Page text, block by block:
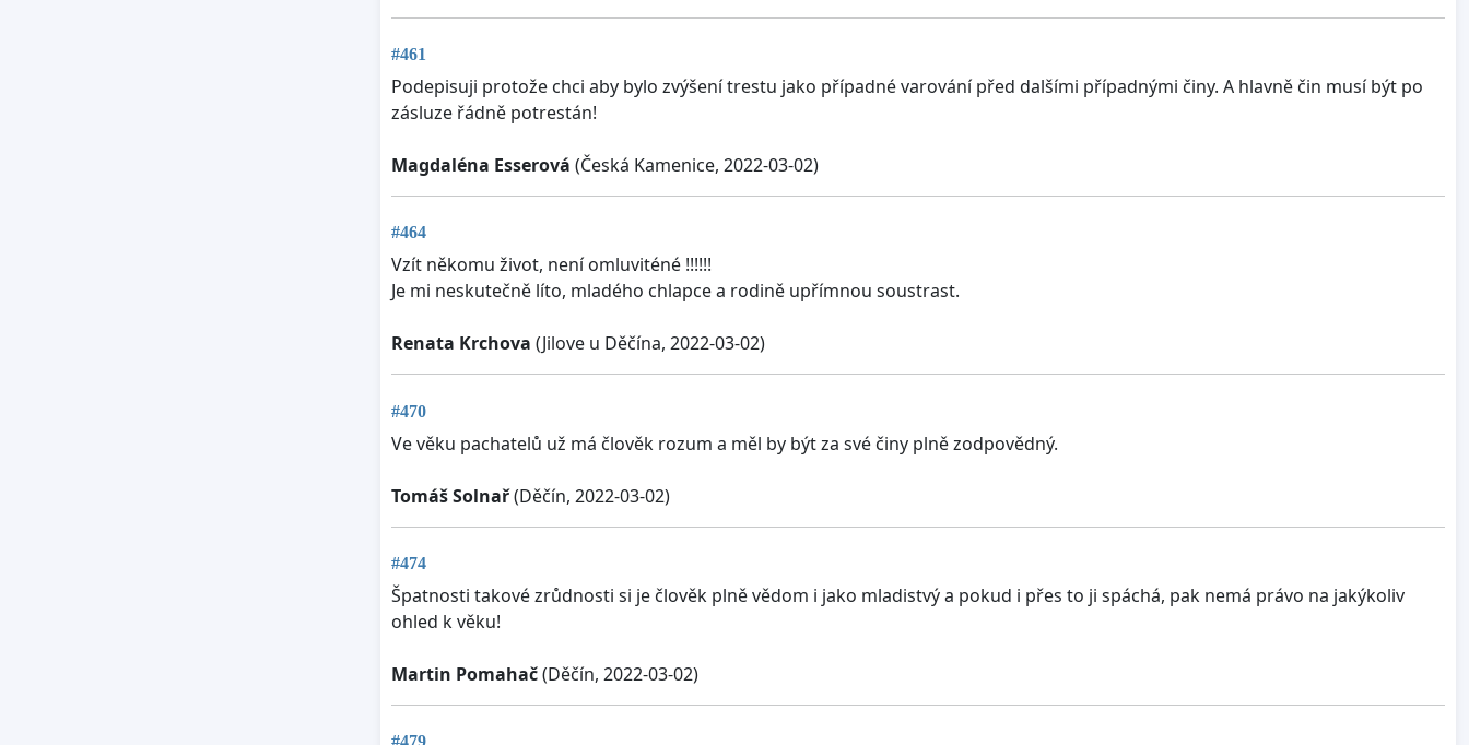
#461
Podepisuji protože chci aby bylo zvýšení trestu jako případné varování před dalšími případnými činy. A hlavně čin musí být po
zásluze řádně potrestán!
Magdaléna Esserová (Česká Kamenice, 2022-03-02)
#464
Vzít někomu život, není omluviténé !!!!!!
Je mi neskutečně líto, mladého chlapce a rodině upřímnou soustrast.
Renata Krchova (Jilove u Děčína, 2022-03-02)
#470
Ve věku pachatelů už má člověk rozum a měl by být za své činy plně zodpovědný.
Tomáš Solnař(Děčín, 2022-03-02)
#474
Špatnosti takové zrůdnosti si je člověk plně vědom i jako mladistvý a pokud i přes to ji spáchá, pak nemá právo na jakýkoliv
ohled k věku!
Martin Pomahač(Děčín, 2022-03-02)